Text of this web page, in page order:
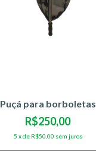
Puçá para borboletas
R$250,00
5 xde R$50,00 sem juros